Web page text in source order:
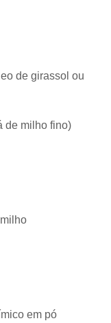
de girassol ou
de milho fino)
em pó